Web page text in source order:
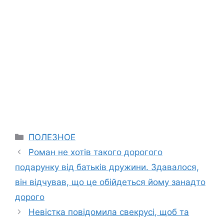
Categories
ПОЛЕЗНОЕ
Роман не хотів такого дорогого
подарунку від батьків дружини. Здавалося,
він відчував, що це обійдеться йому занадто
дорого
Невістка повідомила свекрусі, щоб та